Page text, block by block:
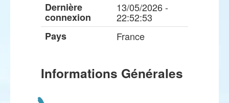
Dernière
connexion
13/05/2026 -
22:52:53
Pays
France
Informations Générales